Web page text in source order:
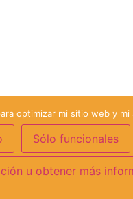
optimizar mi sitio web y mi
Sólo funcionales
u obtener más